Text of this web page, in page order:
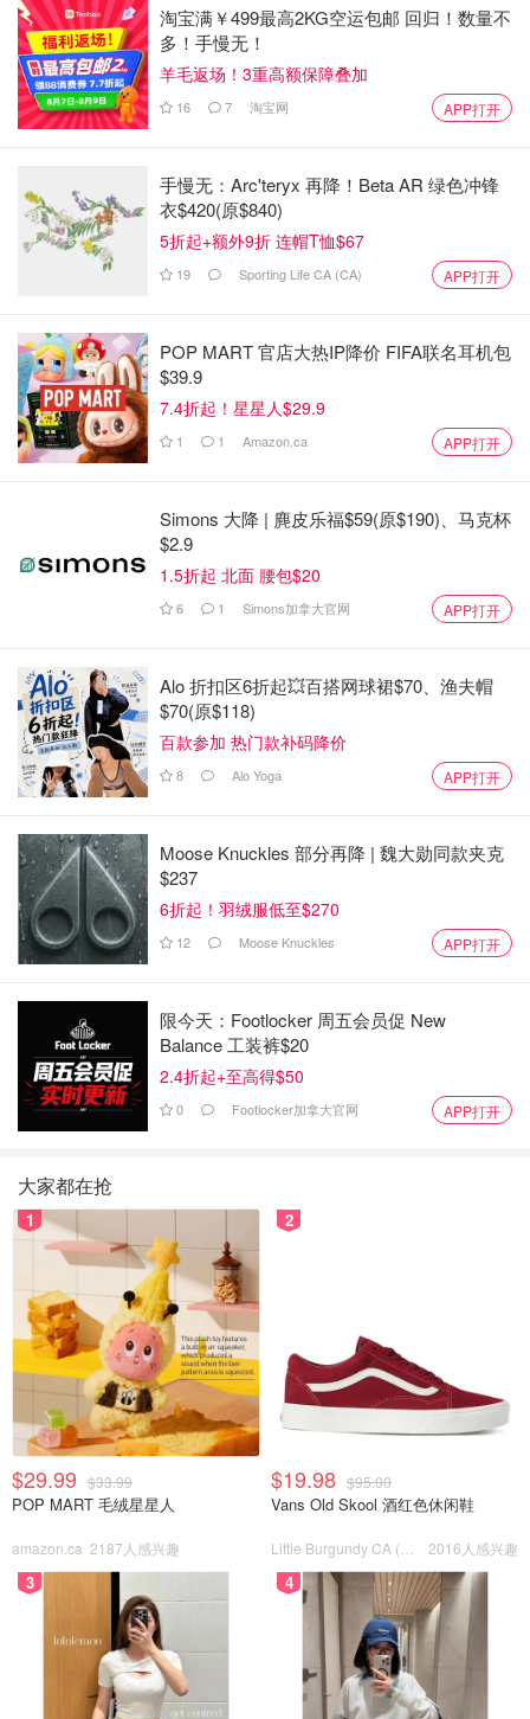
淘宝满￥499最高2KG空运包邮 回归！数量不
多！手慢无！
羊毛返场！3重高额保障叠加
16 7 淘宝网 APP打开
手慢无：Arc'teryx 再降！Beta AR 绿色冲锋
衣$420(原$840)
5折起+额外9折 连帽T恤$67
19 Sporting Life CA (CA) APP打开
POP MART 官店大热IP降价 FIFA联名耳机包
$39.9
7.4折起！星星人$29.9
1 1 Amazon.ca APP打开
Simons 大降 | 麂皮乐福$59(原$190)、马克杯
$2.9
1.5折起 北面 腰包$20
6 1 Simons加拿大官网 APP打开
Alo 折扣区6折起💥百搭网球裙$70、渔夫帽
$70(原$118)
百款参加 热门款补码降价
8 Alo Yoga APP打开
Moose Knuckles 部分再降 | 魏大勋同款夹克
$237
6折起！羽绒服低至$270
12 Moose Knuckles APP打开
限今天：Footlocker 周五会员促 New
Balance 工装裤$20
2.4折起+至高得$50
0 Footlocker加拿大官网 APP打开
大家都在抢
1
$29.99 $33.99
POP MART 毛绒星星人
amazon.ca 2187人感兴趣
2
$19.98 $95.00
Vans Old Skool 酒红色休闲鞋
2016人感兴趣
3 4